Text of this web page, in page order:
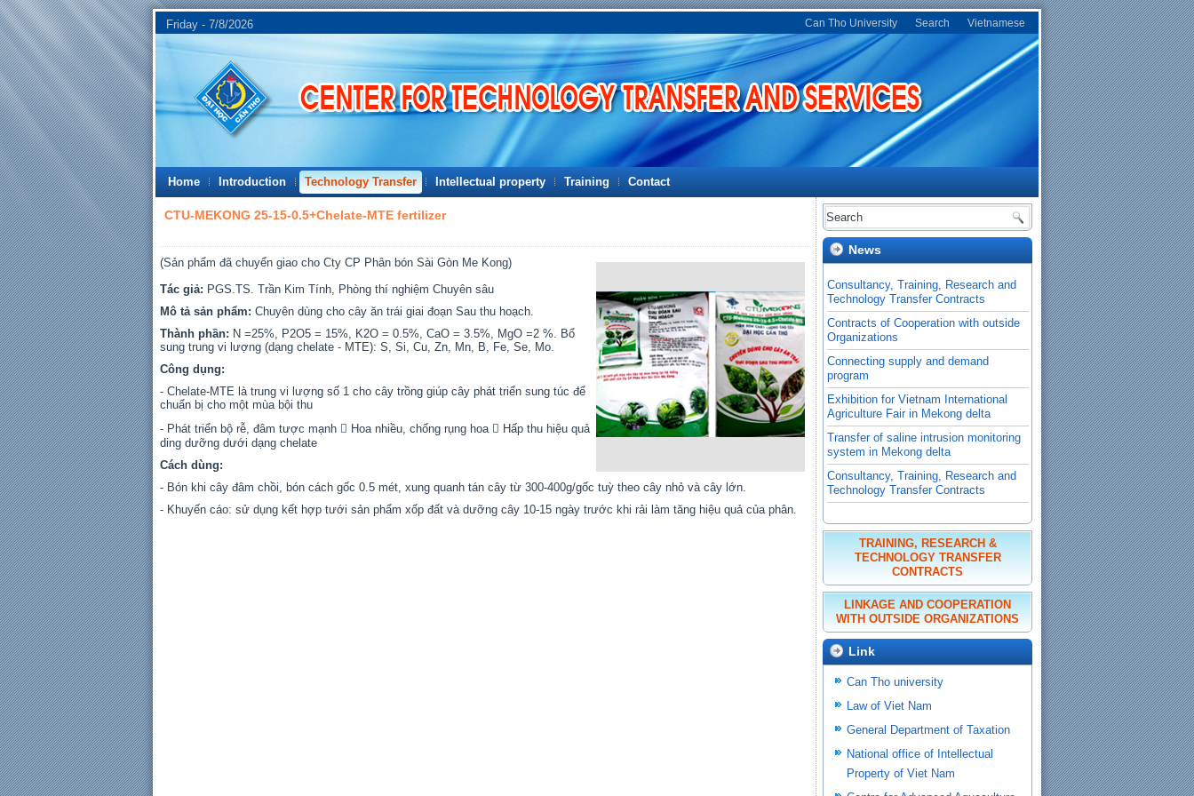
Friday - 7/8/2026 Can Tho University Search Vietnamese
Home Introduction Technology Transfer Intellectual property Training Contact
CTU-MEKONG 25-15-0.5+Chelate-MTE fertilizer
(Sản phẩm đã chuyển giao cho Cty CP Phân bón Sài Gòn Me Kong)
Tác giả: PGS.TS. Trần Kim Tính, Phòng thí nghiệm Chuyên sâu
Mô tả sản phẩm: Chuyên dùng cho cây ăn trái giai đoạn Sau thu hoạch.
Thành phần: N =25%, P2O5 = 15%, K2O = 0.5%, CaO = 3.5%, MgO =2 %. Bổ
sung trung vi lượng (dạng chelate - MTE): S, Si, Cu, Zn, Mn, B, Fe, Se, Mo.
Công dụng:
- Chelate-MTE là trung vi lượng số 1 cho cây trồng giúp cây phát triển sung túc để
chuẩn bị cho một mùa bội thu
- Phát triển bộ rễ, đâm tược mạnh  Hoa nhiều, chống rụng hoa  Hấp thu hiệu quả
ding dưỡng dưới dạng chelate
Cách dùng:
- Bón khi cây đâm chồi, bón cách gốc 0.5 mét, xung quanh tán cây từ 300-400g/gốc tuỳ theo cây nhỏ và cây lớn.
- Khuyến cáo: sử dụng kết hợp tưới sản phẩm xốp đất và dưỡng cây 10-15 ngày trước khi rải làm tăng hiệu quả của phân.
News
Contracts of Cooperation with outside
Organizations
Connecting supply and demand
program
Exhibition for Vietnam International
Agriculture Fair in Mekong delta
Transfer of saline intrusion monitoring
system in Mekong delta
Consultancy, Training, Research and
Technology Transfer Contracts
Contracts of Cooperation with outside
Organizations
TRAINING, RESEARCH &
TECHNOLOGY TRANSFER
CONTRACTS
LINKAGE AND COOPERATION
WITH OUTSIDE ORGANIZATIONS
Link
Can Tho university
Law of Viet Nam
General Department of Taxation
National office of Intellectual
Property of Viet Nam